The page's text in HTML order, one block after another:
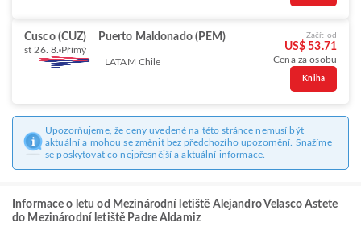
Cusco (CUZ) Puerto Maldonado (PEM)
st 26. 8. Přímý
LATAM Chile
Začít od
US$ 53.71
Cena za osobu
Kniha
Upozorňujeme, že ceny uvedené na této stránce nemusí být
aktuální a mohou se změnit bez předchozího upozornění. Snažíme
se poskytovat co nejpřesnější a aktuální informace.
Informace o letu od Mezinárodní letiště Alejandro Velasco Astete
do Mezinárodní letiště Padre Aldamiz